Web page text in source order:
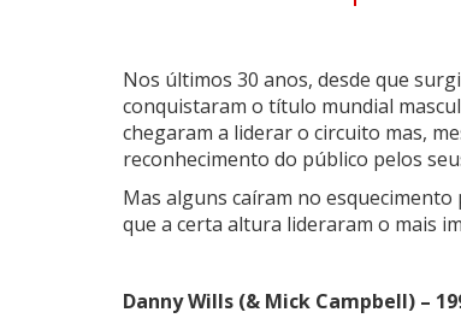
Nos últimos 30 anos, desde que
conquistaram o título mundial
chegaram a liderar o circuito mas,
reconhecimento do público pelos
Mas alguns caíram no
que a certa altura lideraram o mais
Danny Wills (& Mick Campbell) –